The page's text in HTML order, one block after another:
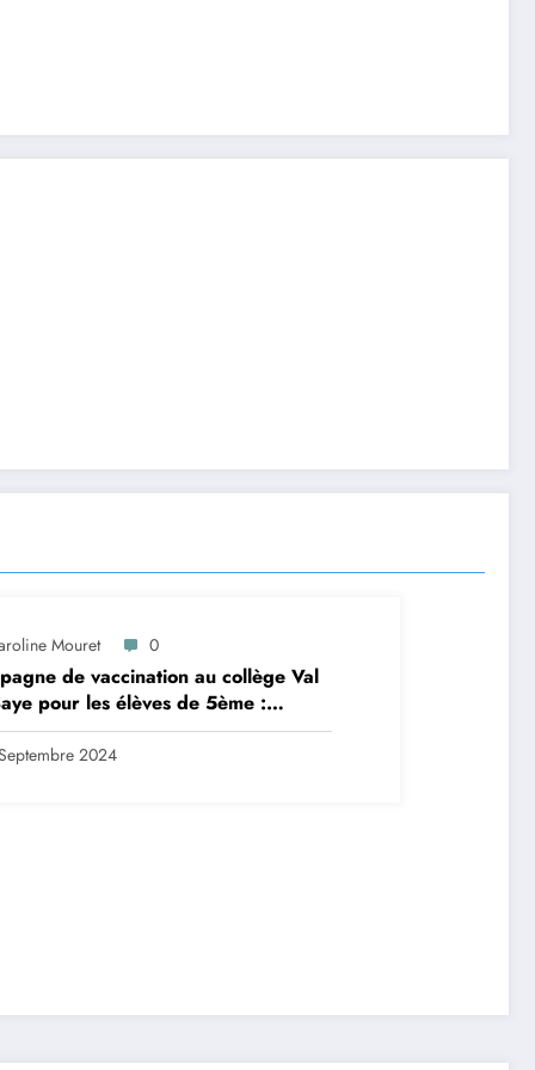
Mouret 0
de vaccination au collège Val
pour les élèves de 5ème :
en ligne avant le 28
2024
2024